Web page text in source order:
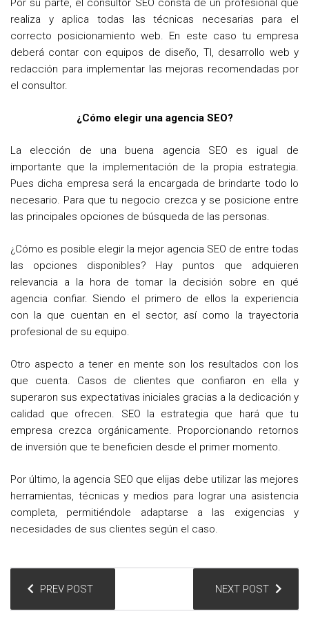
Por su parte, el consultor SEO consta de un profesional que
realiza y aplica todas las técnicas necesarias para el
correcto posicionamiento web. En este caso tu empresa
deberá contar con equipos de diseño, TI, desarrollo web y
redacción para implementar las mejoras recomendadas por
el consultor.
¿Cómo elegir una agencia SEO?
La elección de una buena agencia SEO es igual de
importante que la implementación de la propia estrategia.
Pues dicha empresa será la encargada de brindarte todo lo
necesario. Para que tu negocio crezca y se posicione entre
las principales opciones de búsqueda de las personas.
¿Cómo es posible elegir la mejor agencia SEO de entre todas
las opciones disponibles? Hay puntos que adquieren
relevancia a la hora de tomar la decisión sobre en qué
agencia confiar. Siendo el primero de ellos la experiencia
con la que cuentan en el sector, así como la trayectoria
profesional de su equipo.
Otro aspecto a tener en mente son los resultados con los
que cuenta. Casos de clientes que confiaron en ella y
superaron sus expectativas iniciales gracias a la dedicación y
calidad que ofrecen. SEO la estrategia que hará que tu
empresa crezca orgánicamente. Proporcionando retornos
de inversión que te beneficien desde el primer momento.
Por último, la agencia SEO que elijas debe utilizar las mejores
herramientas, técnicas y medios para lograr una asistencia
completa, permitiéndole adaptarse a las exigencias y
necesidades de sus clientes según el caso.
a
PREV POST NEXT POST